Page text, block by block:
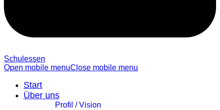
Schulessen
Open mobile menuClose mobile menu
Start
Über uns
Profil / Vision